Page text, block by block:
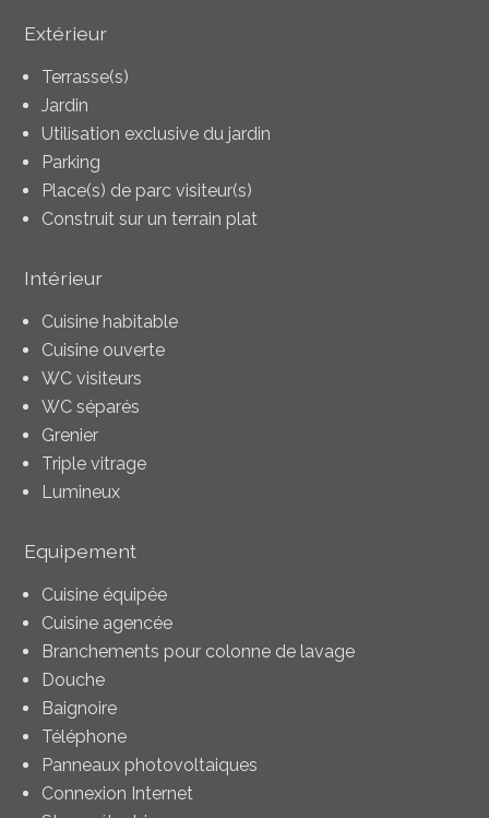
Extérieur
Terrasse(s)
Jardin
Utilisation exclusive du jardin
Parking
Place(s) de parc visiteur(s)
Construit sur un terrain plat
Intérieur
Cuisine habitable
Cuisine ouverte
WC visiteurs
WC séparés
Grenier
Triple vitrage
Lumineux
Equipement
Cuisine équipée
Cuisine agencée
Branchements pour colonne de lavage
Douche
Baignoire
Téléphone
Panneaux photovoltaiques
Connexion Internet